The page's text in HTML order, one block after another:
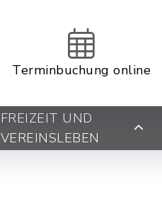
Terminbuchung online
FREIZEIT UND
VEREINSLEBEN